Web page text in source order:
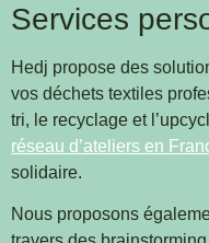
Services
Hedj propose des
vos déchets textiles
tri, le recyclage et
réseau d’ateliers en
solidaire.
Nous proposons